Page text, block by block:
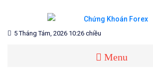
content
CHỨNG KHOÁN FOREX
Blog chia sẻ về Chứng Khoán và Forex
5 Tháng Tám, 2026 10:26 chiều
Menu